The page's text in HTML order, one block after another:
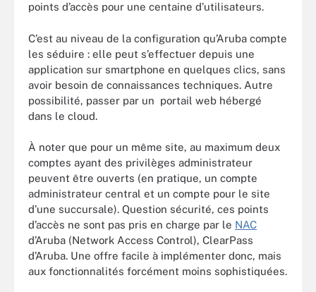
points d’accès pour une centaine d’utilisateurs.
C’est au niveau de la configuration qu’Aruba compte
les séduire : elle peut s’effectuer depuis une
application sur smartphone en quelques clics, sans
avoir besoin de connaissances techniques. Autre
possibilité, passer par un portail web hébergé
dans le cloud.
À noter que pour un même site, au maximum deux
comptes ayant des privilèges administrateur
peuvent être ouverts (en pratique, un compte
administrateur central et un compte pour le site
d’une succursale). Question sécurité, ces points
d’accès ne sont pas pris en charge par le NAC
d’Aruba (Network Access Control), ClearPass
d’Aruba. Une offre facile à implémenter donc, mais
aux fonctionnalités forcément moins sophistiquées.